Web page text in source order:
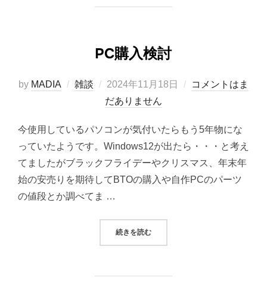
PC購入検討
by MADIA 雑談
投
稿
2024年11月18日
コメントはま
だありません
今使用しているパソコンが気付いたらもう5年物にな
っていたようです。Windows12が出たら・・・と考え
てましたがブラックフライデーやクリスマス、年末年
始の安売りを期待してBTOの購入や自作PCのパーツ
の値段とか調べてま …
続きを読む“PC購入検討”